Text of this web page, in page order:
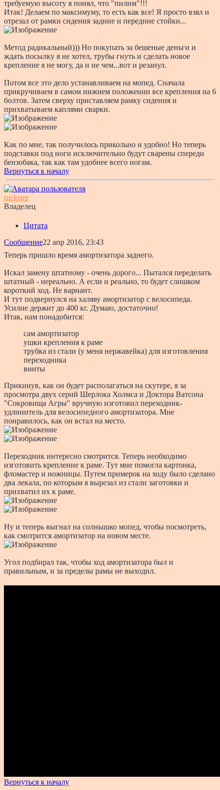
требуемую высоту я понял, что "пилим"!!!
Итак! Делаем по максимуму, то есть как все! Я просто взял и
отрезал от рамки сидения задние и передние стойки...
Метод радикальный))) Но покупать за бешеные деньги и
ждать посылку я не хотел, трубы гнуть и сделать новое
крепление я не могу, да и не чем...вот и резанул.
Потом все это дело устанавливаем на мопед. Сначала
прикручиваем в самом нижнем положении все крепления на 6
болтов. Затем сверху приставляем рамку сидения и
прихватываем каплями сварки.
Как по мне, так получилось прикольно и удобно! Но теперь
подставки под ноги исключительно будут сварены спереди
бензобака, так как там удобнее всего ногам.
Вернуться к началу
ruckster
Владелец
Цитата
Сообщение22 апр 2016, 23:43
Теперь пришло время амортизатора заднего.
Искал замену штатному - очень дорого... Пытался переделать
штатный - нереально. А если и реально, то будет слишком
короткий ход. Не вариант.
И тут подвернулся на халяву амортизатор с велосипеда.
Усилие держит до 400 кг. Думаю, достаточно!
Итак, нам понадобится:
сам амортизатор
ушки крепления к раме
трубка из стали (у меня нержавейка) для изготовления
переходника
винты
Прикинув, как он будет располагаться на скутере, я за
просмотра двух серий Шерлока Холмса и Доктора Ватсона
"Сокровища Агры" вручную изготовил переходник-
удлинитель для велосипедного амортизатора. Мне
понравилось, как он встал на место.
Переходник интересно смотрится. Теперь необходимо
изготовить крепление к раме. Тут мне помогла картонка,
фломастер и ножницы. Путем примерок на ходу было сделано
два лекала, по которым я вырезал из стали заготовки и
прихватил их к раме.
Ну и теперь выгнал на солнышко мопед, чтобы посмотреть,
как смотрится амортизатор на новом месте.
Угол подбирал так, чтобы ход амортизатора был и
правильным, и за пределы рамы не выходил.
Вернуться к началу